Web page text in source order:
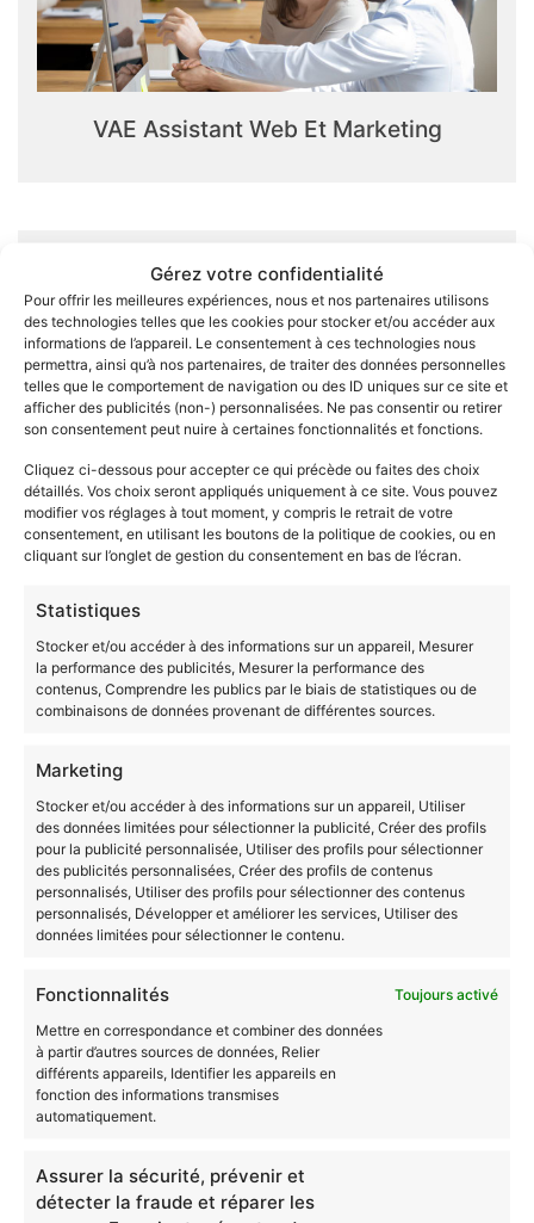
Gérez votre confidentialité
Pour offrir les meilleures expériences, nous et nos partenaires utilisons
des technologies telles que les cookies pour stocker et/ou accéder aux
informations de l’appareil. Le consentement à ces technologies nous
permettra, ainsi qu’à nos partenaires, de traiter des données personnelles
telles que le comportement de navigation ou des ID uniques sur ce site et
afficher des publicités (non-) personnalisées. Ne pas consentir ou retirer
son consentement peut nuire à certaines fonctionnalités et fonctions.
Cliquez ci-dessous pour accepter ce qui précède ou faites des choix
détaillés. Vos choix seront appliqués uniquement à ce site. Vous pouvez
modifier vos réglages à tout moment, y compris le retrait de votre
consentement, en utilisant les boutons de la politique de cookies, ou en
cliquant sur l’onglet de gestion du consentement en bas de l’écran.
Statistiques
Stocker et/ou accéder à des informations sur un appareil, Mesurer
la performance des publicités, Mesurer la performance des
contenus, Comprendre les publics par le biais de statistiques ou de
combinaisons de données provenant de différentes sources.
Marketing
Stocker et/ou accéder à des informations sur un appareil, Utiliser
des données limitées pour sélectionner la publicité, Créer des profils
pour la publicité personnalisée, Utiliser des profils pour sélectionner
des publicités personnalisées, Créer des profils de contenus
personnalisés, Utiliser des profils pour sélectionner des contenus
personnalisés, Développer et améliorer les services, Utiliser des
données limitées pour sélectionner le contenu.
Fonctionnalités
Toujours activé
Mettre en correspondance et combiner des données
à partir d’autres sources de données, Relier
différents appareils, Identifier les appareils en
fonction des informations transmises
automatiquement.
Assurer la sécurité, prévenir et
détecter la fraude et réparer les
VAE Assistant Web Et Marketing
VAE Assistant Juridique
VAE Assistant Commercial